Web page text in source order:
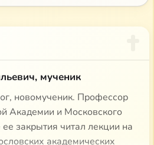
мученик
новомученик. Профессор
Академии и Московского
закрытия читал лекции на
академических